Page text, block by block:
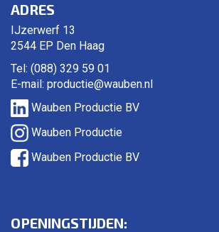
ADRES
IJzerwerf 13
2544 EP Den Haag
Tel: (088) 329 59 01
E-mail: productie@wauben.nl
Wauben Productie BV
Wauben Productie
Wauben Productie BV
OPENINGSTIJDEN: